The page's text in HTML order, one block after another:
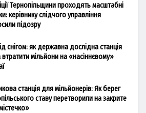
Тернопільщини проходять масштабні
керівнику слідчого управління
підозру
снігом: як державна дослідна станція
втратити мільйони на «насіннєвому»
станція для мільйонерів: Як берег
ставу перетворили на закрите